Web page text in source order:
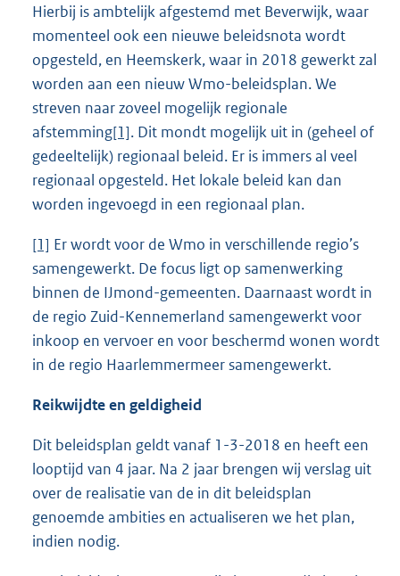
Hierbij is ambtelijk afgestemd met Beverwijk, waar
momenteel ook een nieuwe beleidsnota wordt
opgesteld, en Heemskerk, waar in 2018 gewerkt zal
worden aan een nieuw Wmo-beleidsplan. We
streven naar zoveel mogelijk regionale
afstemming[1]. Dit mondt mogelijk uit in (geheel of
gedeeltelijk) regionaal beleid. Er is immers al veel
regionaal opgesteld. Het lokale beleid kan dan
worden ingevoegd in een regionaal plan.
[1] Er wordt voor de Wmo in verschillende regio’s
samengewerkt. De focus ligt op samenwerking
binnen de IJmond-gemeenten. Daarnaast wordt in
de regio Zuid-Kennemerland samengewerkt voor
inkoop en vervoer en voor beschermd wonen wordt
in de regio Haarlemmermeer samengewerkt.
Reikwijdte en geldigheid
Dit beleidsplan geldt vanaf 1-3-2018 en heeft een
looptijd van 4 jaar. Na 2 jaar brengen wij verslag uit
over de realisatie van de in dit beleidsplan
genoemde ambities en actualiseren we het plan,
indien nodig.